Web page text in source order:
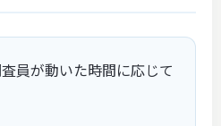
員が動いた時間に応じて